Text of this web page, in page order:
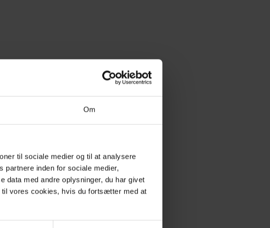
Om
til sociale medier og til at analysere
partnere inden for sociale medier,
data med andre oplysninger, du har givet
vores cookies, hvis du fortsætter med at